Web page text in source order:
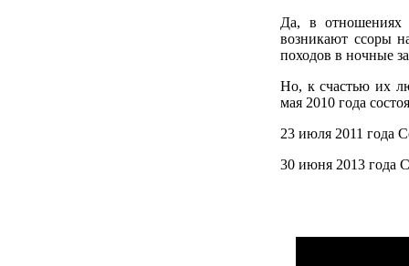
Да, в отношениях
возникают ссоры
походов в ночные
Но, к счастью их
мая 2010 года
23 июля 2011 года
30 июня 2013 года